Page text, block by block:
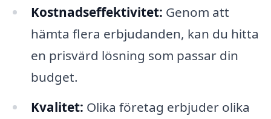
Kostnadseffektivitet: Genom att
hämta flera erbjudanden, kan du hitta
en prisvärd lösning som passar din
budget.
Kvalitet: Olika företag erbjuder olika